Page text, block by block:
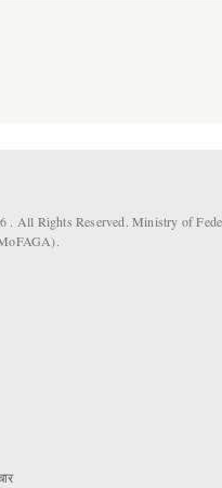
. All Rights Reserved. Ministry of